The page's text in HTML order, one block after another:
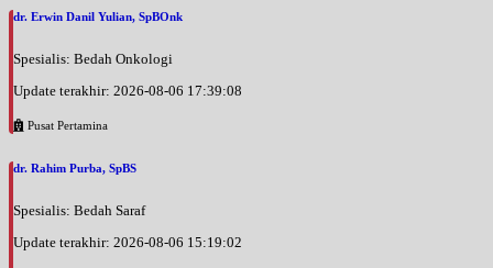
dr. Erwin Danil Yulian, SpBOnk
Spesialis: Bedah Onkologi
Update terakhir: 2026-08-06 17:39:08
Pusat Pertamina
dr. Rahim Purba, SpBS
Spesialis: Bedah Saraf
Update terakhir: 2026-08-06 15:19:02